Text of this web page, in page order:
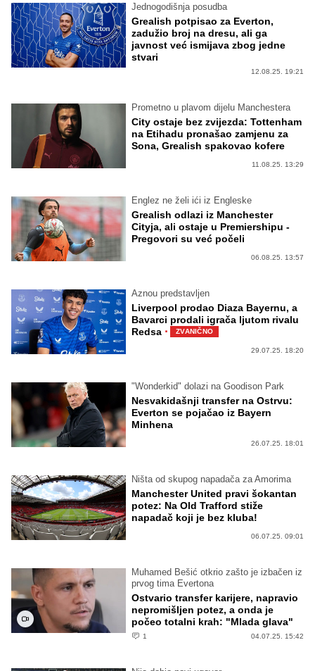
Jednogodišnja posudba
Grealish potpisao za Everton,
zadužio broj na dresu, ali ga
javnost već ismijava zbog jedne
stvari
12.08.25. 19:21
Prometno u plavom dijelu Manchestera
City ostaje bez zvijezda: Tottenham
na Etihadu pronašao zamjenu za
Sona, Grealish spakovao kofere
11.08.25. 13:29
Englez ne želi ići iz Engleske
Grealish odlazi iz Manchester
Cityja, ali ostaje u Premiershipu -
Pregovori su već počeli
06.08.25. 13:57
Aznou predstavljen
Liverpool prodao Diaza Bayernu, a
Bavarci prodali igrača ljutom rivalu
Redsa · ZVANIČNO
29.07.25. 18:20
"Wonderkid" dolazi na Goodison Park
Nesvakidašnji transfer na Ostrvu:
Everton se pojačao iz Bayern
Minhena
26.07.25. 18:01
Ništa od skupog napadača za Amorima
Manchester United pravi šokantan
potez: Na Old Trafford stiže
napadač koji je bez kluba!
06.07.25. 09:01
Muhamed Bešić otkrio zašto je izbačen iz
prvog tima Evertona
Ostvario transfer karijere, napravio
nepromišljen potez, a onda je
počeo totalni krah: "Mlada glava"
1 04.07.25. 15:42